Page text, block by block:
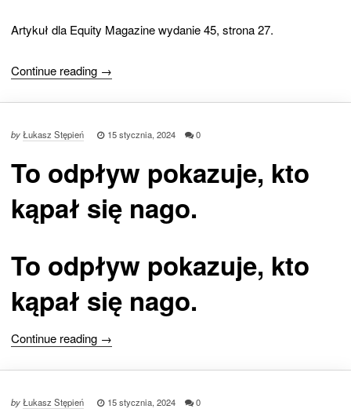
Artykuł dla Equity Magazine wydanie 45, strona 27.
Continue reading →
byŁukasz Stępień 15 stycznia, 2024 0
To odpływ pokazuje, kto
kąpał się nago.
To odpływ pokazuje, kto
kąpał się nago.
Continue reading →
byŁukasz Stępień 15 stycznia, 2024 0